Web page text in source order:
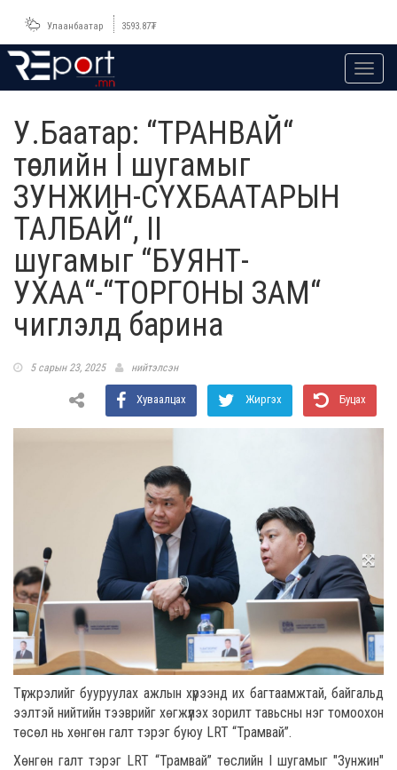
Улаанбаатар 3593.87₮
У.Баатар: “ТРАНВАЙ“
төслийн I шугамыг
ЗУНЖИН-СҮХБААТАРЫН
ТАЛБАЙ“, II
шугамыг “БУЯНТ-
УХАА“-“ТОРГОНЫ ЗАМ“
чиглэлд барина
5 сарын 23, 2025 нийтэлсэн
Хуваалцах Жиргэх Буцах
Түгжрэлийг бууруулах ажлын хүрээнд их багтаамжтай, байгальд
ээлтэй нийтийн тээврийг хөгжүүлэх зорилт тавьсны нэг томоохон
төсөл нь хөнгөн галт тэрэг буюу LRT “Трамвай”.
Хөнгөн галт тэрэг LRT “Трамвай” төслийн I шугамыг "Зунжин"